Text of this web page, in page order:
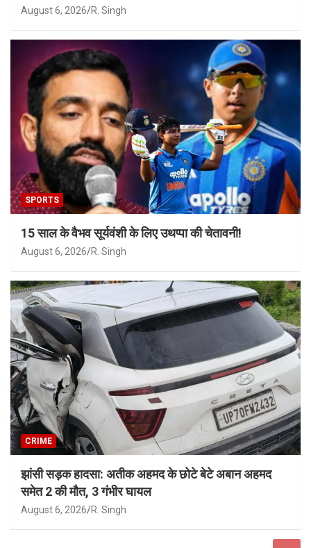
August 6, 2026 R. Singh
SPORTS
15 साल के वैभव सूर्यवंशी के लिए उथप्पा की चेतावनी!
August 6, 2026 R. Singh
CRIME
झांसी सड़क हादसा: अतीक अहमद के छोटे बेटे अबान अहमद
समेत 2 की मौत, 3 गंभीर घायल
August 6, 2026 R. Singh